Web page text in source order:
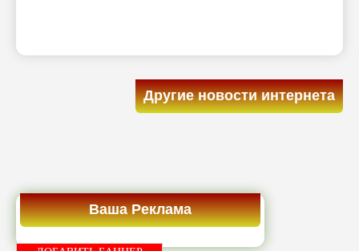
Другие новости интернета
Ваша Реклама